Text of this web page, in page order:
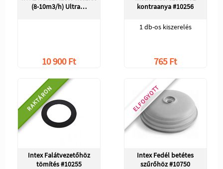
(8-10m3/h) Ultra…
10 900 Ft
kontraanya #10256
1 db-os kiszerelés
765 Ft
RAKTÁRON
Intex Falátvezetőhöz
tömítés #10255
ELFOGYOTT
Intex Fedél betétes
szűrőhöz #10750